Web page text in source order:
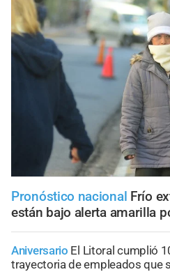
Pronóstico nacional Frío
están bajo alerta amarilla
Aniversario El Litoral cumplió
trayectoria de empleados que